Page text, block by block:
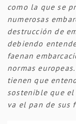
como la que se
numerosas
destrucción de
debiendo
faenan
normas
tienen que
sostenible que
va el pan de sus